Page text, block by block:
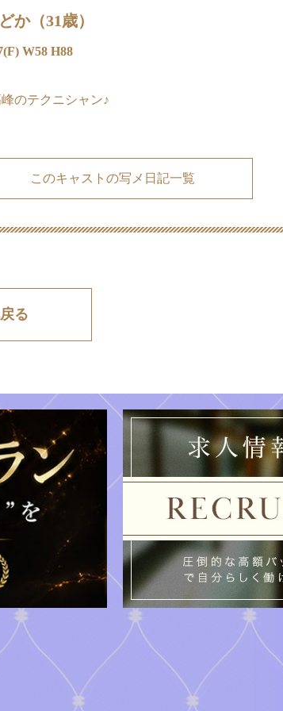
か（31歳）
W58 H88
のテクニシャン♪
このキャストの写メ日記一覧
る